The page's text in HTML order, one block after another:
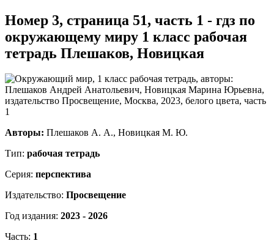
Номер 3, страница 51, часть 1 - гдз по
окружающему миру 1 класс рабочая
тетрадь Плешаков, Новицкая
Авторы: Плешаков А. А., Новицкая М. Ю.
Тип: рабочая тетрадь
Серия: перспектива
Издательство: Просвещение
Год издания: 2023 - 2026
Часть: 1